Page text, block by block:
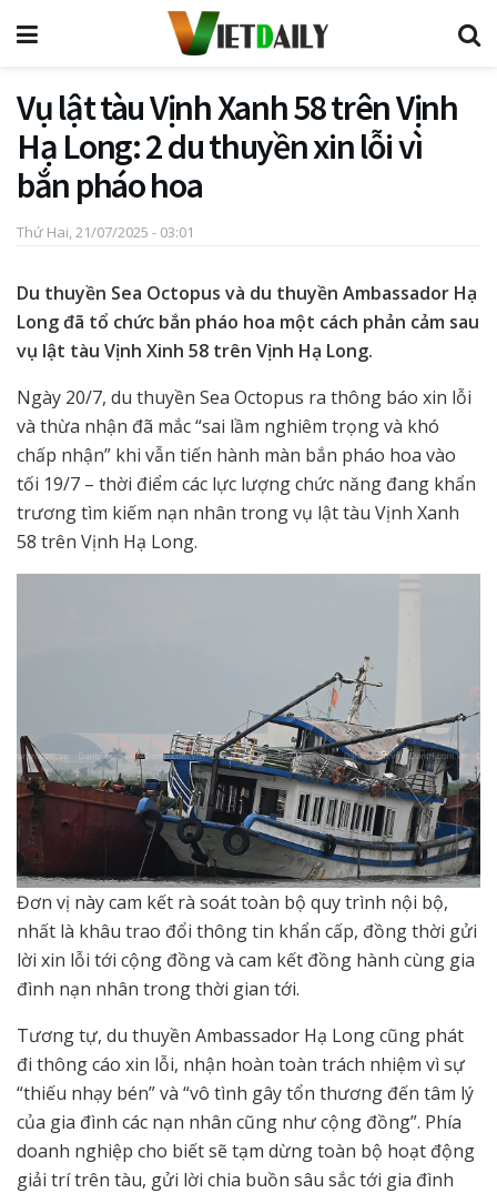
Vụ lật tàu Vịnh Xanh 58 trên Vịnh
Hạ Long: 2 du thuyền xin lỗi vì
bắn pháo hoa
Thứ Hai, 21/07/2025 - 03:01
Du thuyền Sea Octopus và du thuyền Ambassador Hạ
Long đã tổ chức bắn pháo hoa một cách phản cảm sau
vụ lật tàu Vịnh Xinh 58 trên Vịnh Hạ Long.
Ngày 20/7, du thuyền Sea Octopus ra thông báo xin lỗi
và thừa nhận đã mắc “sai lầm nghiêm trọng và khó
chấp nhận” khi vẫn tiến hành màn bắn pháo hoa vào
tối 19/7 – thời điểm các lực lượng chức năng đang khẩn
trương tìm kiếm nạn nhân trong vụ lật tàu Vịnh Xanh
58 trên Vịnh Hạ Long.
Đơn vị này cam kết rà soát toàn bộ quy trình nội bộ,
nhất là khâu trao đổi thông tin khẩn cấp, đồng thời gửi
lời xin lỗi tới cộng đồng và cam kết đồng hành cùng gia
đình nạn nhân trong thời gian tới.
Tương tự, du thuyền Ambassador Hạ Long cũng phát
đi thông cáo xin lỗi, nhận hoàn toàn trách nhiệm vì sự
“thiếu nhạy bén” và “vô tình gây tổn thương đến tâm lý
của gia đình các nạn nhân cũng như cộng đồng”. Phía
doanh nghiệp cho biết sẽ tạm dừng toàn bộ hoạt động
giải trí trên tàu, gửi lời chia buồn sâu sắc tới gia đình